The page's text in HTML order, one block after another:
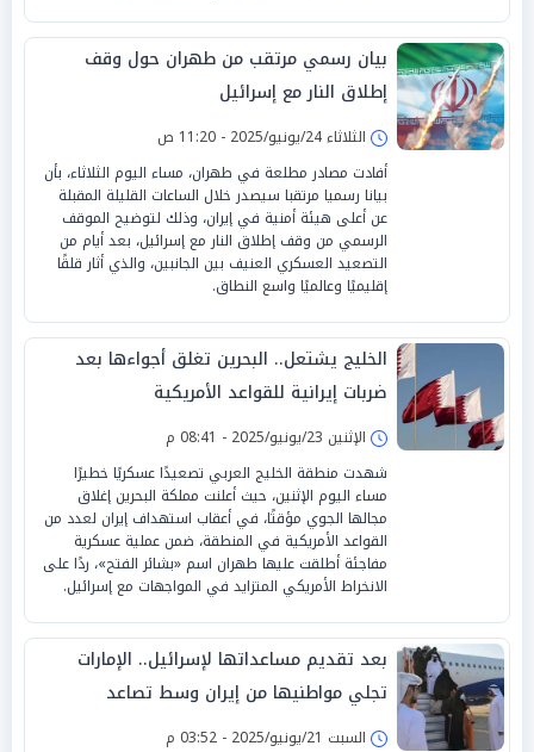
بيان رسمي مرتقب من طهران حول وقف
إطلاق النار مع إسرائيل
الثلاثاء 24/يونيو/2025 - 11:20 ص
أفادت مصادر مطلعة في طهران، مساء اليوم الثلاثاء، بأن
بيانا رسميا مرتقبا سيصدر خلال الساعات القليلة المقبلة
عن أعلى هيئة أمنية في إيران، وذلك لتوضيح الموقف
الرسمي من وقف إطلاق النار مع إسرائيل، بعد أيام من
التصعيد العسكري العنيف بين الجانبين، والذي أثار قلقًا
إقليميًا وعالميًا واسع النطاق.
الخليج يشتعل.. البحرين تغلق أجواءها بعد
ضربات إيرانية للقواعد الأمريكية
الإثنين 23/يونيو/2025 - 08:41 م
شهدت منطقة الخليج العربي تصعيدًا عسكريًا خطيرًا
مساء اليوم الإثنين، حيث أعلنت مملكة البحرين إغلاق
مجالها الجوي مؤقتًا، في أعقاب استهداف إيران لعدد من
القواعد الأمريكية في المنطقة، ضمن عملية عسكرية
مفاجئة أطلقت عليها طهران اسم «بشائر الفتح»، ردًا على
الانخراط الأمريكي المتزايد في المواجهات مع إسرائيل.
بعد تقديم مساعداتها لإسرائيل.. الإمارات
تجلي مواطنيها من إيران وسط تصاعد
المواجهات
السبت 21/يونيو/2025 - 03:52 م